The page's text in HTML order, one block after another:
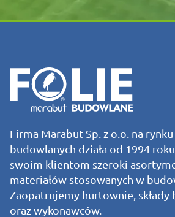
Firma Marabut Sp. z o.o. na
budowlanych działa od 1994
swoim klientom szeroki
materiałów stosowanych w
Zaopatrujemy hurtownie, składy
oraz wykonawców.